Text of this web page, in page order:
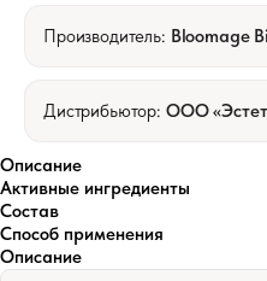
Производитель: Bloomage
Дистрибьютор: ООО
Описание
Активные ингредиенты
Состав
Способ применения
Описание